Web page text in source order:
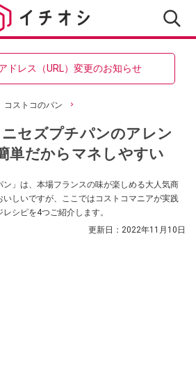
ドレス（URL）変更のお知らせ
コストコのパン
ニセズプチパンのアレン
単だからマネしやすい
」は、本場フランスの味が楽しめる大人気商
しいですが、ここではコストコマニアが実践
シピを4つご紹介します。
更新日： 2022年11月10日